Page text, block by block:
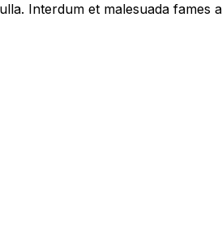
Interdum et malesuada fames